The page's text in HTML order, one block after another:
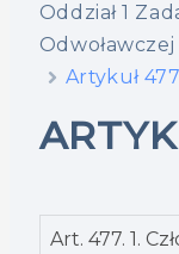
Oddział 1
Odwoławczej
Artykuł 477
Art. 477. 1.